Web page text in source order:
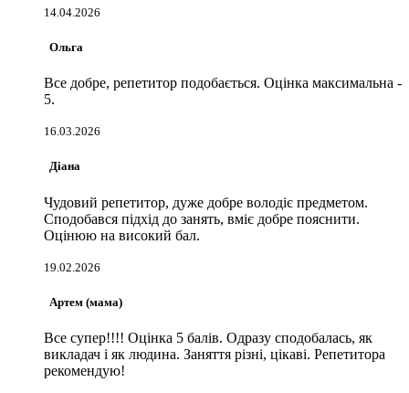
14.04.2026
Ольга
Все добре, репетитор подобається. Оцінка максимальна -
5.
16.03.2026
Діана
Чудовий репетитор, дуже добре володіє предметом.
Сподобався підхід до занять, вміє добре пояснити.
Оцінюю на високий бал.
19.02.2026
Артем (мама)
Все супер!!!! Оцінка 5 балів. Одразу сподобалась, як
викладач і як людина. Заняття різні, цікаві. Репетитора
рекомендую!